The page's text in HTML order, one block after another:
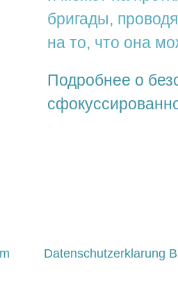
бригады,
на то, что она
Подробнее о
Datenschutzerklarung